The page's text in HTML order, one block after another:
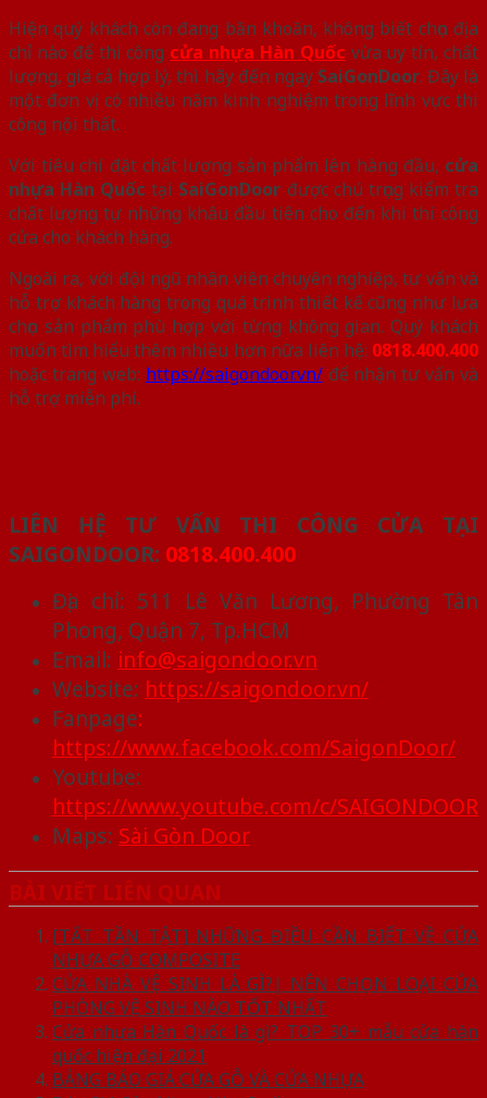
Hiện quý khách còn đang băn khoăn, không biết chọn địa
chỉ nào để thi công cửa nhựa Hàn Quốc vừa uy tín, chất
lượng, giá cả hợp lý, thì hãy đến ngay SaiGonDoor. Đây là
một đơn vị có nhiều năm kinh nghiệm trong lĩnh vực thi
công nội thất.
Với tiêu chí đặt chất lượng sản phẩm lên hàng đầu, cửa
nhựa Hàn Quốc tại SaiGonDoor được chú trọng kiểm tra
chất lượng tự những khâu đầu tiên cho đến khi thi công
cửa cho khách hàng.
Ngoài ra, với đội ngũ nhân viên chuyên nghiệp, tư vấn và
hỗ trợ khách hàng trong quá trình thiết kế cũng như lựa
chọn sản phẩm phù hợp với từng không gian. Quý khách
muốn tìm hiểu thêm nhiều hơn nữa liên hệ: 0818.400.400
hoặc trang web: https://saigondoor.vn/để nhận tư vấn và
hỗ trợ miễn phí.
LIÊN HỆ TƯ VẤN THI CÔNG CỬA TẠI
SAIGONDOOR: 0818.400.400
Địa chỉ: 511 Lê Văn Lương, Phường Tân
Phong, Quận 7, Tp.HCM
Email: info@saigondoor.vn
Website: https://saigondoor.vn/
Fanpage:
https://www.facebook.com/SaigonDoor/
Youtube:
https://www.youtube.com/c/SAIGONDOOR
Maps: Sài Gòn Door
BÀI VIẾT LIÊN QUAN
[TẤT TẦN TẬT] NHỮNG ĐIỀU CẦN BIẾT VỀ CỬA
NHỰA GỖ COMPOSITE
CỬA NHÀ VỆ SINH LÀ GÌ?| NÊN CHỌN LOẠI CỬA
PHÒNG VỆ SINH NÀO TỐT NHẤT
Cửa nhựa Hàn Quốc là gì? TOP 30+ mẫu cửa hàn
quốc hiện đại 2021
BẢNG BÁO GIÁ CỬA GỖ VÀ CỬA NHỰA